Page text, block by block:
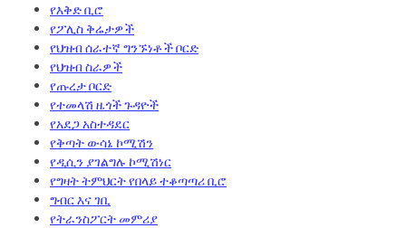
የእቅድ ቢሮ
የፖሊስ ቅሬታዎች
የህዝብ ሰራተኛ ግንኙነቶች ቦርድ
የህዝብ ስራዎች
የጡረታ ቦርድ
የተመላሽ ዜጎች ጉዳዮች
የአደጋ አስተዳደር
የቅጣት ውሳኔ ኮሚሽን
የዲሲን ያገልግሉ ኮሚሽነር
የግዛት ትምህርት የበላይ ተቆጣጣሪ ቢሮ
ግብር እና ገቢ
የትራንስፖርት መምሪያ